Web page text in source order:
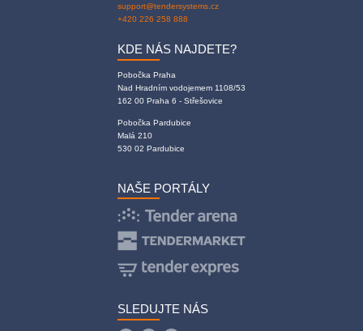
support@tendersystems.cz
+420 226 258 888
KDE NÁS NAJDETE?
Pobočka Praha
Nad Hradním vodojemem 1108/53
162 00 Praha 6 - Střešovice
Pobočka Pardubice
Malá 210
530 02 Pardubice
NAŠE PORTÁLY
SLEDUJTE NÁS